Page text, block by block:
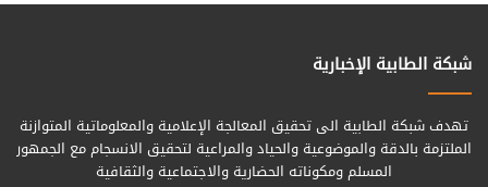
شبكة الطابية الإخبارية
تهدف شبكة الطابية الى تحقيق المعالجة الإعلامية والمعلوماتية المتوازنة
الملتزمة بالدقة والموضوعية والحياد والمراعية لتحقيق الانسجام مع الجمهور
المسلم ومكوناته الحضارية والاجتماعية والثقافية